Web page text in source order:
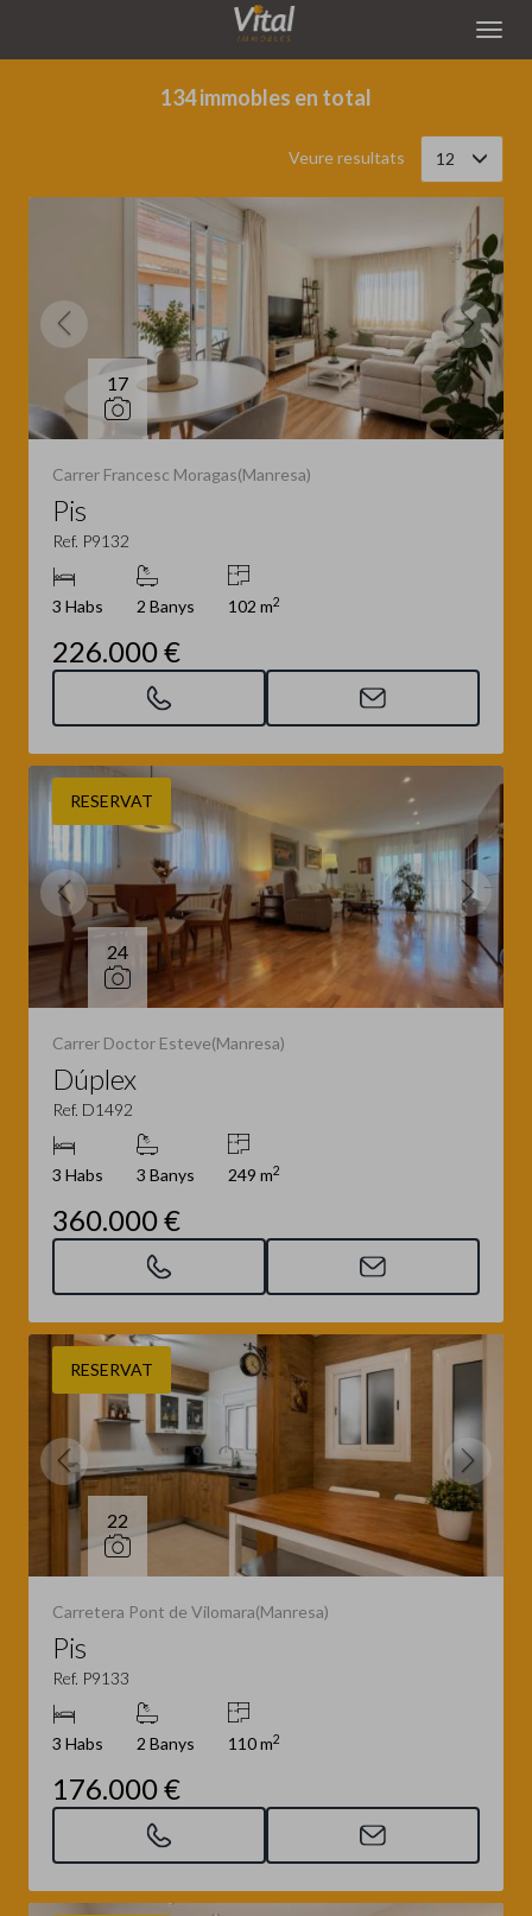
134 immobles en total
Veure resultats 12
17
Carrer Francesc Moragas(Manresa)
Pis
Ref. P9132
3 Habs 2 Banys 102 m2
226.000 €
RESERVAT
24
Carrer Doctor Esteve(Manresa)
Dúplex
Ref. D1492
3 Habs 3 Banys 249 m2
360.000 €
RESERVAT
22
Carretera Pont de Vilomara(Manresa)
Pis
Ref. P9133
3 Habs 2 Banys 110 m2
176.000 €